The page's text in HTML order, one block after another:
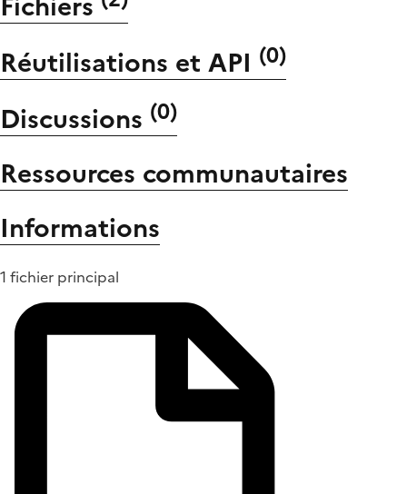
Réutilisations et API (0)
Discussions (0)
Ressources communautaires
Informations
1 fichier principal